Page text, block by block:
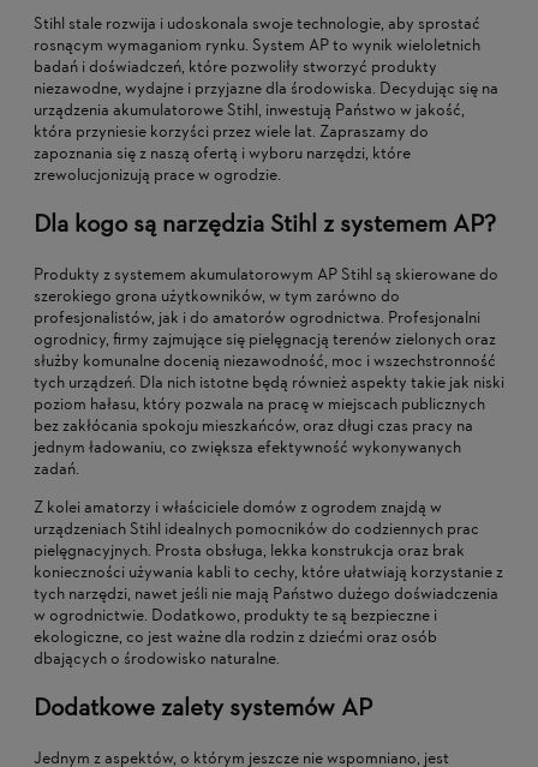
Stihl stale rozwija i udoskonala swoje technologie, aby sprostać
rosnącym wymaganiom rynku. System AP to wynik wieloletnich
badań i doświadczeń, które pozwoliły stworzyć produkty
niezawodne, wydajne i przyjazne dla środowiska. Decydując się na
urządzenia akumulatorowe Stihl, inwestują Państwo w jakość,
która przyniesie korzyści przez wiele lat. Zapraszamy do
zapoznania się z naszą ofertą i wyboru narzędzi, które
zrewolucjonizują prace w ogrodzie.
Dla kogo są narzędzia Stihl z systemem AP?
Produkty z systemem akumulatorowym AP Stihl są skierowane do
szerokiego grona użytkowników, w tym zarówno do
profesjonalistów, jak i do amatorów ogrodnictwa. Profesjonalni
ogrodnicy, firmy zajmujące się pielęgnacją terenów zielonych oraz
służby komunalne docenią niezawodność, moc i wszechstronność
tych urządzeń. Dla nich istotne będą również aspekty takie jak niski
poziom hałasu, który pozwala na pracę w miejscach publicznych
bez zakłócania spokoju mieszkańców, oraz długi czas pracy na
jednym ładowaniu, co zwiększa efektywność wykonywanych
zadań.
Z kolei amatorzy i właściciele domów z ogrodem znajdą w
urządzeniach Stihl idealnych pomocników do codziennych prac
pielęgnacyjnych. Prosta obsługa, lekka konstrukcja oraz brak
konieczności używania kabli to cechy, które ułatwiają korzystanie z
tych narzędzi, nawet jeśli nie mają Państwo dużego doświadczenia
w ogrodnictwie. Dodatkowo, produkty te są bezpieczne i
ekologiczne, co jest ważne dla rodzin z dziećmi oraz osób
dbających o środowisko naturalne.
Dodatkowe zalety systemów AP
Jednym z aspektów, o którym jeszcze nie wspomniano, jest